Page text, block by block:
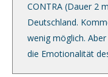
CONTRA (Dauer 2
Deutschland.
wenig möglich.
die Emotionalität